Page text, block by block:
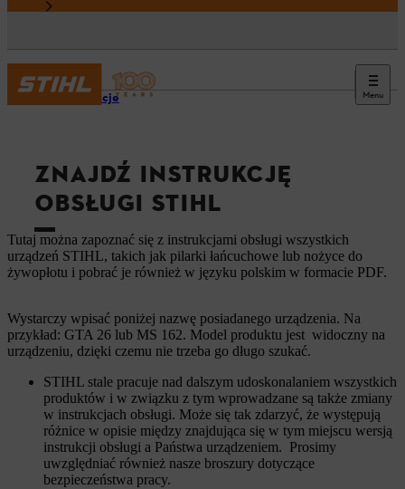
Menu
Informacje
ZNAJDŹ INSTRUKCJĘ
OBSŁUGI STIHL
Tutaj można zapoznać się z instrukcjami obsługi wszystkich
urządzeń STIHL, takich jak pilarki łańcuchowe lub nożyce do
żywopłotu i pobrać je również w języku polskim w formacie PDF.
Wystarczy wpisać poniżej nazwę posiadanego urządzenia. Na
przykład: GTA 26 lub MS 162. Model produktu jest widoczny na
urządzeniu, dzięki czemu nie trzeba go długo szukać.
STIHL stale pracuje nad dalszym udoskonalaniem wszystkich
produktów i w związku z tym wprowadzane są także zmiany
w instrukcjach obsługi. Może się tak zdarzyć, że występują
różnice w opisie między znajdująca się w tym miejscu wersją
instrukcji obsługi a Państwa urządzeniem. Prosimy
uwzględniać również nasze broszury dotyczące
bezpieczeństwa pracy.